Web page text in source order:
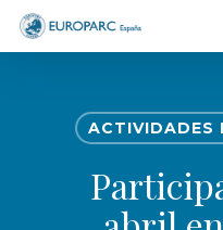
Skip
ACTIVIDADES